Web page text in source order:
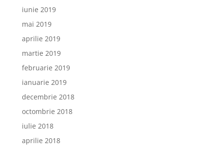
iunie 2019
mai 2019
aprilie 2019
martie 2019
februarie 2019
ianuarie 2019
decembrie 2018
octombrie 2018
iulie 2018
aprilie 2018